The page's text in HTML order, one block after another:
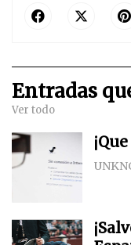
Entradas
Ver todo